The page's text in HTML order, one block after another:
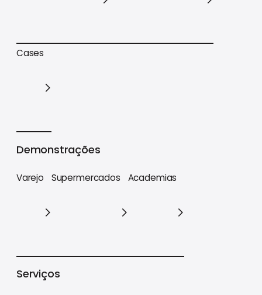
Trilhas de conteúdo
Cases
Demonstrações
Varejo Supermercados Academias
Serviços